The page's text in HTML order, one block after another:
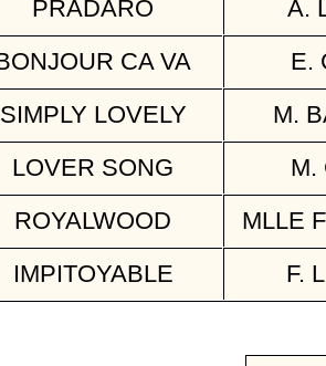
PRADARO
A.
CA VA
E.
SIMPLY LOVELY
M.
LOVER SONG
M.
ROYALWOOD
MLLE
IMPITOYABLE F.